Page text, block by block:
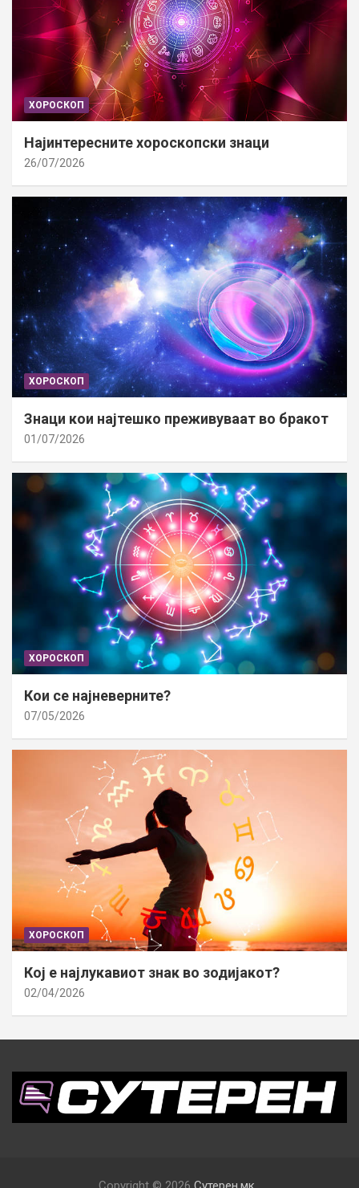
ХОРОСКОП
Најинтересните хороскопски знаци
26/07/2026
ХОРОСКОП
Знаци кои најтешко преживуваат во бракот
01/07/2026
ХОРОСКОП
Кои се најневерните?
07/05/2026
ХОРОСКОП
Кој е најлукавиот знак во зодијакот?
02/04/2026